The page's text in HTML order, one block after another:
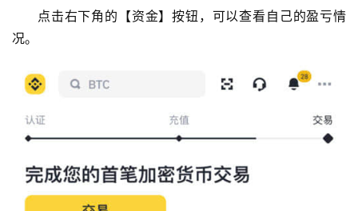
点击右下角的【资金】按钮，可以查看自己的盈亏情
况。